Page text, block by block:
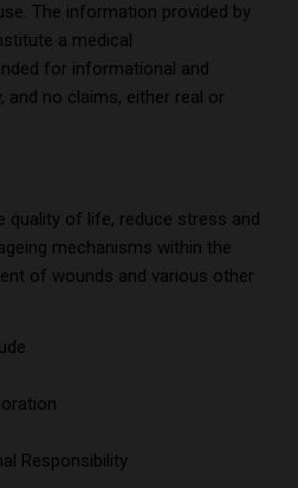
The information provided by
a medical
for informational and
and no claims, either real or
quality of life, reduce stress and
mechanisms within the
of wounds and various other
Responsibility